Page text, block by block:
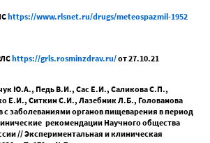
https://www.rlsnet.ru/drugs/meteospazmil-1952
https://grls.rosminzdrav.ru/от 27.10.21
Ю.А., Педь В.И., Сас Е.И., Саликова С.П.,
Е.И., Ситкин С.И., Лазебник Л.Б., Голованова
с заболеваниями органов пищеварения в период
рекомендации Научного общества
// Экспериментальная и клиническая